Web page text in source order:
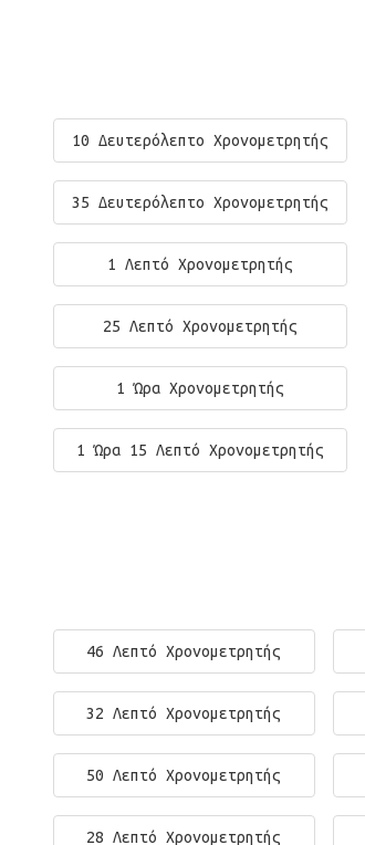
10 Δευτερόλεπτο Χρονομετρητής
35 Δευτερόλεπτο Χρονομετρητής
1 Λεπτό Χρονομετρητής
25 Λεπτό Χρονομετρητής
1 Ώρα Χρονομετρητής
1 Ώρα 15 Λεπτό Χρονομετρητής
46 Λεπτό Χρονομετρητής
32 Λεπτό Χρονομετρητής
50 Λεπτό Χρονομετρητής
28 Λεπτό Χρονομετρητής